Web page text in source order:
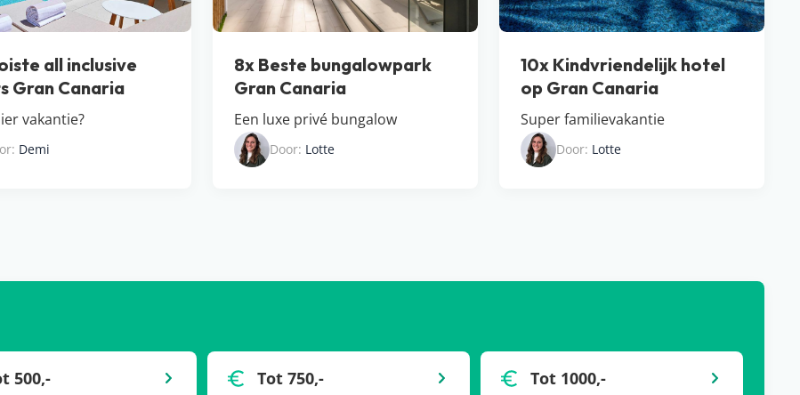
all inclusive
Gran Canaria
vakantie?
Demi
8x Beste bungalowpark
Gran Canaria
Een luxe privé bungalow
Door: Lotte
10x Kindvriendelijk hotel
op Gran Canaria
Super familievakantie
Door: Lotte
500,- Tot 750,- Tot 1000,-